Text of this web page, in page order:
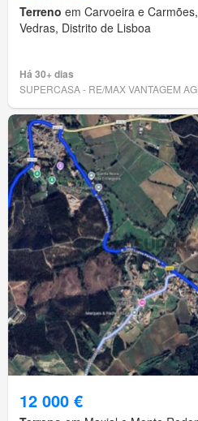
Terreno em Carvoeira e
Vedras, Distrito de Lisboa
Há 30+ dias
SUPERCASA - RE/MAX VANTAGEM
12 000 €